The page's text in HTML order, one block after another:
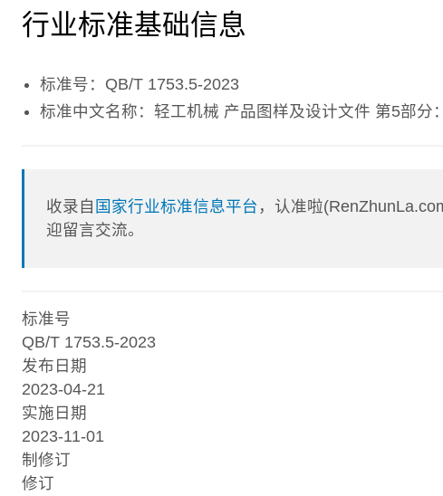
行业标准基础信息
标准号：QB/T 1753.5-2023
标准中文名称：轻工机械 产品图样及设计文件 第5部分
收录自 国家行业标准信息平台 ，认准啦
迎留言交流。
标准号
QB/T 1753.5-2023
发布日期
2023-04-21
实施日期
2023-11-01
制修订
修订